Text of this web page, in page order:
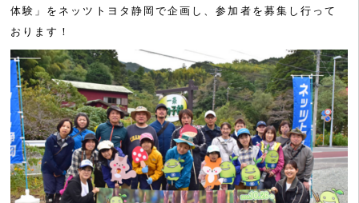
体験」をネッツトヨタ静岡で企画し、参加者を募集し行って
おります！